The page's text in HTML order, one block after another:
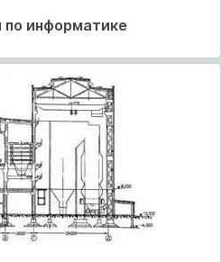
по информатике